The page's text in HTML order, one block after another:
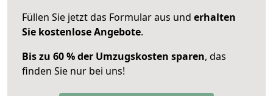
Füllen Sie jetzt das Formular aus und erhalten
Sie kostenlose Angebote.
Bis zu 60 % der Umzugskosten sparen, das
finden Sie nur bei uns!